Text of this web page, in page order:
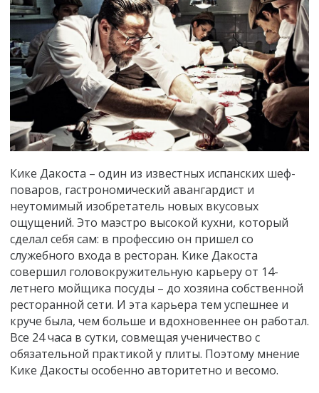
Кике Дакоста – один из известных испанских шеф-
поваров, гастрономический авангардист и
неутомимый изобретатель новых вкусовых
ощущений. Это маэстро высокой кухни, который
сделал себя сам: в профессию он пришел со
служебного входа в ресторан. Кике Дакоста
совершил головокружительную карьеру от 14-
летнего мойщика посуды – до хозяина собственной
ресторанной сети. И эта карьера тем успешнее и
круче была, чем больше и вдохновеннее он работал.
Все 24 часа в сутки, совмещая ученичество с
обязательной практикой у плиты. Поэтому мнение
Кике Дакосты особенно авторитетно и весомо.